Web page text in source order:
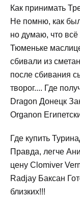
Как принимать
Не помню, как
но думаю, что
Тюменьке
сбивали из
после сбивания
творог.... Где
Dragon Донецк
Organon
Где купить
Правда, легче
цену Clomiver
Radjay Баксан
близких!!!